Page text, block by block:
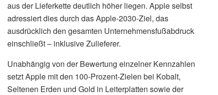
aus der Lieferkette deutlich höher liegen. Apple selbst
adressiert dies durch das Apple-2030-Ziel, das
ausdrücklich den gesamten Unternehmensfußabdruck
einschließt – inklusive Zulieferer.
Unabhängig von der Bewertung einzelner Kennzahlen
setzt Apple mit den 100-Prozent-Zielen bei Kobalt,
Seltenen Erden und Gold in Leiterplatten sowie der